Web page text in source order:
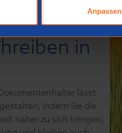
Anpassen
in
lässt
indem Sie die
näher zu sich bringen,